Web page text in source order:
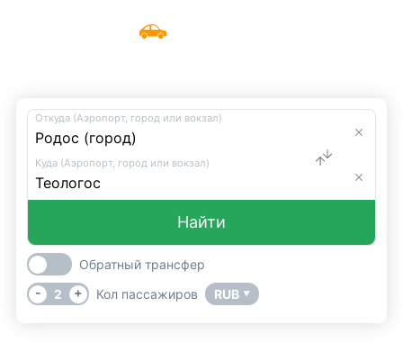
Трансфер из Родоса
в Теологос
Откуда (Аэропорт, город или вокзал)
Куда (Аэропорт, город или вокзал)
Найти
Обратный трансфер
-
2 + Кол пассажиров RUB ▼